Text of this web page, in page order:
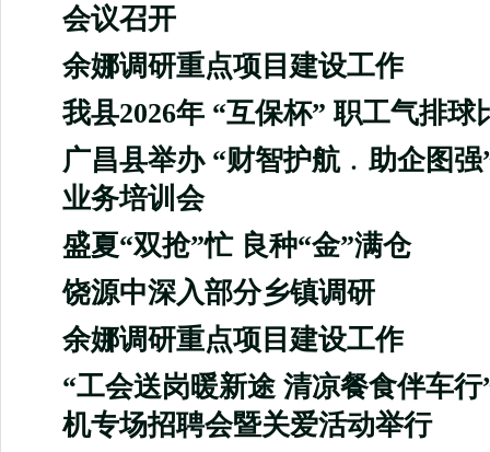
会议召开
余娜调研重点项目建设工作
我县2026年 “互保杯” 职工气排球
广昌县举办 “财智护航﹒助企图
业务培训会
盛夏“双抢”忙 良种“金”满仓
饶源中深入部分乡镇调研
余娜调研重点项目建设工作
“工会送岗暖新途 清凉餐食伴车
机专场招聘会暨关爱活动举行